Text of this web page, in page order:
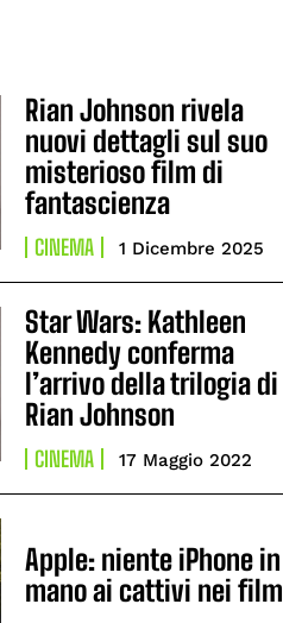
Rian Johnson rivela
nuovi dettagli sul suo
misterioso film di
fantascienza
CINEMA 1 Dicembre 2025
Star Wars: Kathleen
Kennedy conferma
l’arrivo della trilogia di
Rian Johnson
CINEMA 17 Maggio 2022
Apple: niente iPhone in
mano ai cattivi nei film